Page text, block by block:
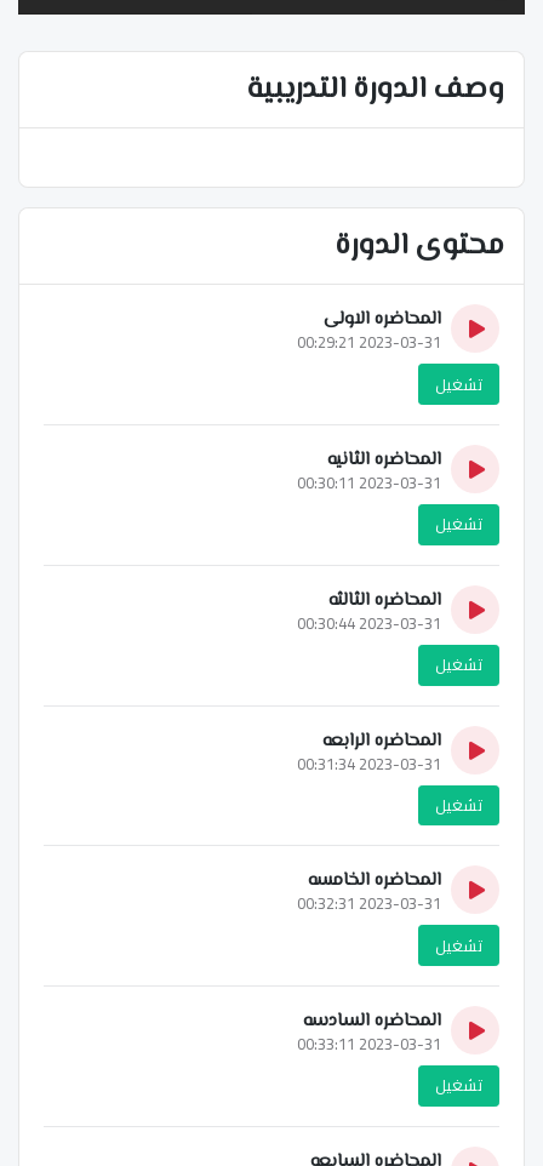
وصف الدورة التدريبية
محتوى الدورة
المحاضره الاولى
2023-03-31 00:29:21
تشغيل
المحاضره الثانيه
2023-03-31 00:30:11
تشغيل
المحاضره الثالثه
2023-03-31 00:30:44
تشغيل
المحاضره الرابعه
2023-03-31 00:31:34
تشغيل
المحاضره الخامسه
2023-03-31 00:32:31
تشغيل
المحاضره السادسه
2023-03-31 00:33:11
تشغيل